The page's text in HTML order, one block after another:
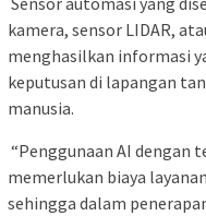
kamera, sensor LIDAR,
menghasilkan informasi
keputusan di lapangan
manusia.
“Penggunaan AI dengan
memerlukan biaya
sehingga dalam